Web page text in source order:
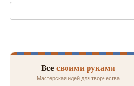
Поиск:
Все своими руками
Мастерская идей для творчества